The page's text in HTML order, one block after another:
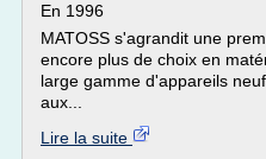
En 1996
MATOSS s'agrandit une
encore plus de choix en
large gamme d'appareils
aux...
Lire la suite